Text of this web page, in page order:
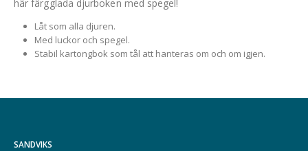
här färgglada djurboken med spegel!
Låt som alla djuren.
Med luckor och spegel.
Stabil kartongbok som tål att hanteras om och om igjen.
SANDVIKS